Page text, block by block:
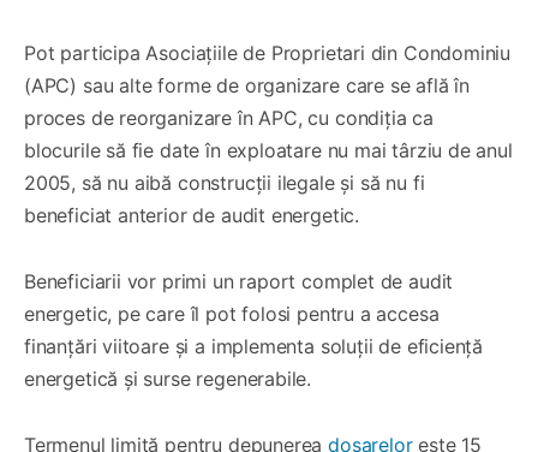
Pot participa Asociațiile de Proprietari din Condominiu
(APC) sau alte forme de organizare care se află în
proces de reorganizare în APC, cu condiția ca
blocurile să fie date în exploatare nu mai târziu de anul
2005, să nu aibă construcții ilegale și să nu fi
beneficiat anterior de audit energetic.
Beneficiarii vor primi un raport complet de audit
energetic, pe care îl pot folosi pentru a accesa
finanțări viitoare și a implementa soluții de eficiență
energetică și surse regenerabile.
Termenul limită pentru depunereadosareloreste 15